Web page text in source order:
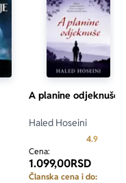
Prosecna ocena je 5.0 od 5
A planine odjeknuše
Haled Hoseini
4.9
Cena:
1.099,00RSD
Članska cena i do: